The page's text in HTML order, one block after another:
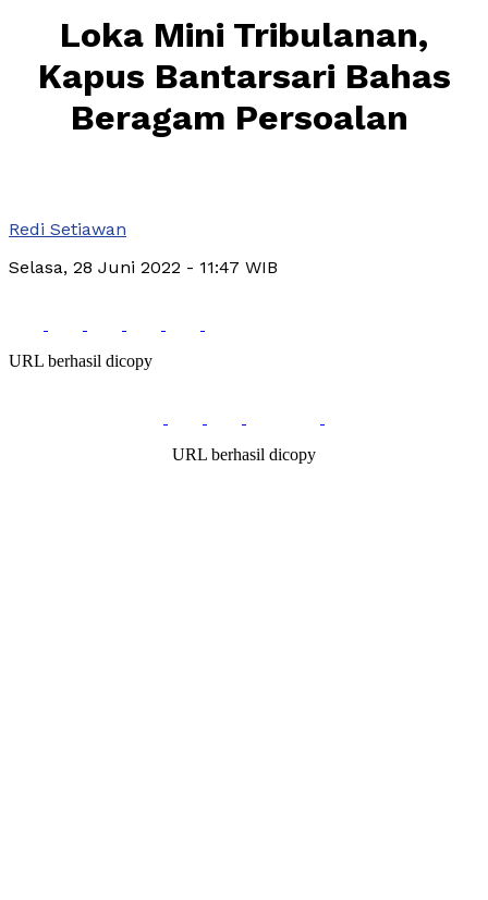
Loka Mini Tribulanan,
Kapus Bantarsari Bahas
Beragam Persoalan
Redi Setiawan
Selasa, 28 Juni 2022 - 11:47 WIB
URL berhasil dicopy
URL berhasil dicopy